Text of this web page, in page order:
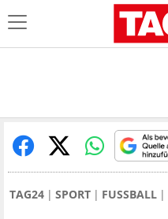
TAG24 SPORT FUSSBALL